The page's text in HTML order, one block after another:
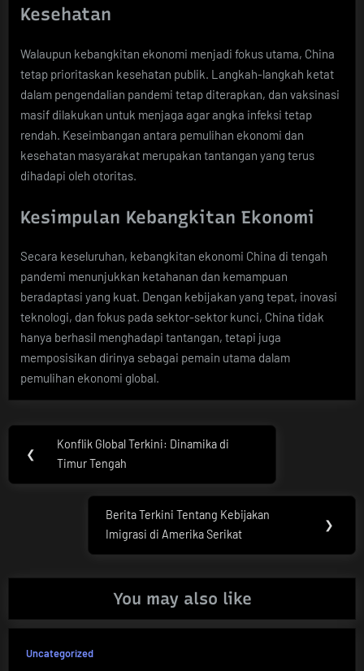
Kesehatan
Walaupun kebangkitan ekonomi menjadi fokus utama, China
tetap prioritaskan kesehatan publik. Langkah-langkah ketat
dalam pengendalian pandemi tetap diterapkan, dan vaksinasi
masif dilakukan untuk menjaga agar angka infeksi tetap
rendah. Keseimbangan antara pemulihan ekonomi dan
kesehatan masyarakat merupakan tantangan yang terus
dihadapi oleh otoritas.
Kesimpulan Kebangkitan Ekonomi
Secara keseluruhan, kebangkitan ekonomi China di tengah
pandemi menunjukkan ketahanan dan kemampuan
beradaptasi yang kuat. Dengan kebijakan yang tepat, inovasi
teknologi, dan fokus pada sektor-sektor kunci, China tidak
hanya berhasil menghadapi tantangan, tetapi juga
memposisikan dirinya sebagai pemain utama dalam
pemulihan ekonomi global.
Post
navigation
❮
Previous
Post:
Konflik Global Terkini: Dinamika di
Timur Tengah
Next
Post:
Berita Terkini Tentang Kebijakan
Imigrasi di Amerika Serikat
❯
You may also like
Uncategorized